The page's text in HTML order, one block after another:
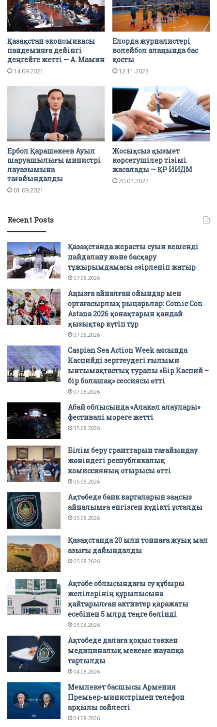
Қазақстан экономикасы
пандемияға дейінгі
деңгейге жетті — А. Мамин
14.09.2021
Елорда журналистері
волейбол алаңында бас
қосты
12.11.2023
Ербол Қарашөкеев Ауыл
шаруашылығы министрі
лауазымына
тағайындалды
01.09.2021
Жосықсыз қызмет
көрсетушілер тізімі
жасалады — ҚР ИИДМ
20.04.2022
Recent Posts
Қазақстанда жерасты суын кешенді
пайдалану және басқару
тұжырымдамасы әзірленіп жатыр
07.08.2026
Аңызға айналған ойындар мен
ортағасырлық рыцарьлар: Comic Con
Astana 2026 қонақтарын қандай
қызықтар күтіп тұр
07.08.2026
Caspian Sea Action Week аясында
Каспийді зерттеудегі ғылыми
ынтымақтастық туралы «Бір Каспий –
бір болашақ» сессиясы өтті
07.08.2026
Абай облысында «Алакөл алаулары»
фестивалі мәреге жетті
05.08.2026
Білім беру гранттарын тағайындау
жөніндегі республикалық
комиссияның отырысы өтті
05.08.2026
Ақтөбеде банк карталарын заңсыз
айналымға енгізген күдікті ұсталды
05.08.2026
Қазақстанда 20 млн тоннаға жуық мал
азығы дайындалды
05.08.2026
Ақтөбе облысындағы су құбыры
желілерінің құрылысына
қайтарылған активтер қаражаты
есебінен 5 млрд теңге бөлінді
05.08.2026
Ақтөбеде далаға қоқыс төккен
медициналық мекеме жауапқа
тартылды
04.08.2026
Мемлекет басшысы Армения
Премьер-министрімен телефон
арқылы сөйлесті
04.08.2026